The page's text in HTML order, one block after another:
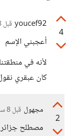
4
youcef92 قبل 8 سنوات
أعجبني الإسم
لأنه في
كان عبقري
2
مجهول قبل 8 سنوات
مصطلح